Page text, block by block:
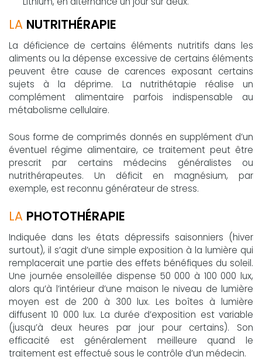
LA NUTRITHÉRAPIE
La déficience de certains éléments nutritifs dans les
aliments ou la dépense excessive de certains éléments
peuvent être cause de carences exposant certains
sujets à la déprime. La nutrithétapie réalise un
complément alimentaire parfois indispensable au
métabolisme cellulaire.
Sous forme de comprimés donnés en supplément d’un
éventuel régime alimentaire, ce traitement peut être
prescrit par certains médecins généralistes ou
nutrithérapeutes. Un déficit en magnésium, par
exemple, est reconnu générateur de stress.
LA PHOTOTHÉRAPIE
Indiquée dans les états dépressifs saisonniers (hiver
surtout), il s’agit d’une simple exposition à la lumière qui
remplacerait une partie des effets bénéfiques du soleil.
Une journée ensoleillée dispense 50 000 à 100 000 lux,
alors qu’à l’intérieur d’une maison le niveau de lumière
moyen est de 200 à 300 lux. Les boîtes à lumière
diffusent 10 000 lux. La durée d’exposition est variable
(jusqu’à deux heures par jour pour certains). Son
efficacité est généralement meilleure quand le
traitement est effectué sous le contrôle d’un médecin.